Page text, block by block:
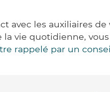
les auxiliaires
vie quotidienne,
rappelé par un